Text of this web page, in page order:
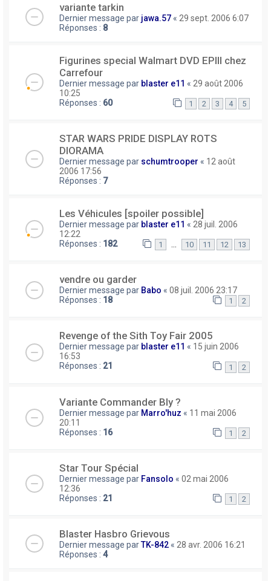
variante tarkin
Dernier message par jawa.57 « 29 sept. 2006 6:07
Réponses : 8
Figurines special Walmart DVD EPIII chez
Carrefour
Dernier message par blaster e11 « 29 août 2006
10:25
Réponses : 60 1 2 3 4 5
STAR WARS PRIDE DISPLAY ROTS
DIORAMA
Dernier message par schumtrooper « 12 août
2006 17:56
Réponses : 7
Les Véhicules [spoiler possible]
Dernier message par blaster e11 « 28 juil. 2006
12:22
Réponses : 182 1 … 10 11 12 13
vendre ou garder
Dernier message par Babo « 08 juil. 2006 23:17
Réponses : 18 1 2
Revenge of the Sith Toy Fair 2005
Dernier message par blaster e11 « 15 juin 2006
16:53
Réponses : 21 1 2
Variante Commander Bly ?
Dernier message par Marro'huz « 11 mai 2006
20:11
Réponses : 16 1 2
Star Tour Spécial
Dernier message par Fansolo « 02 mai 2006
12:36
Réponses : 21 1 2
Blaster Hasbro Grievous
Dernier message parTK-842 « 28 avr. 2006 16:21
Réponses : 4